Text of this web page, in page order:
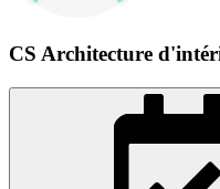
CS Architecture